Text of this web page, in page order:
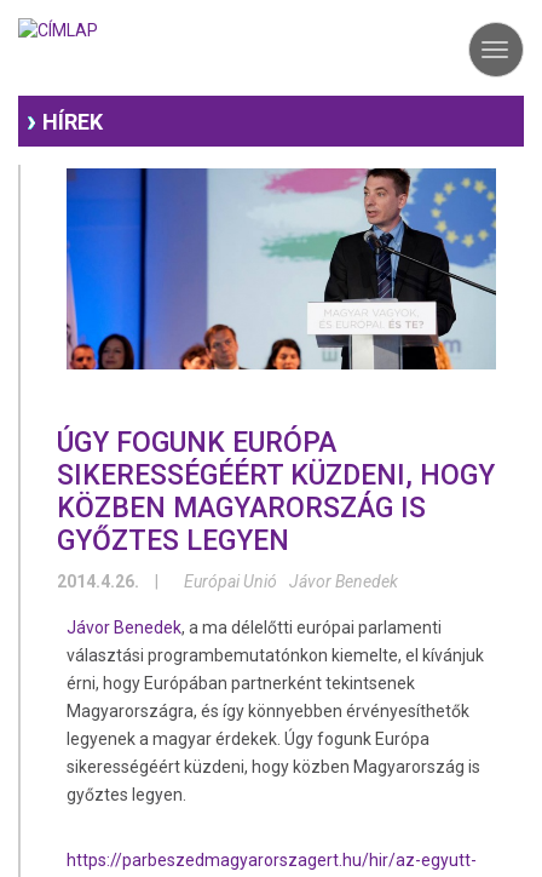
HÍREK
ÚGY FOGUNK EURÓPA
SIKERESSÉGÉÉRT KÜZDENI, HOGY
KÖZBEN MAGYARORSZÁG IS
GYŐZTES LEGYEN
2014.4.26. Európai Unió Jávor Benedek
Jávor Benedek, a ma délelőtti európai parlamenti
választási programbemutatónkon kiemelte, el kívánjuk
érni, hogy Európában partnerként tekintsenek
Magyarországra, és így könnyebben érvényesíthetők
legyenek a magyar érdekek. Úgy fogunk Európa
sikerességéért küzdeni, hogy közben Magyarország is
győztes legyen.
https://parbeszedmagyarorszagert.hu/hir/az-egyutt-